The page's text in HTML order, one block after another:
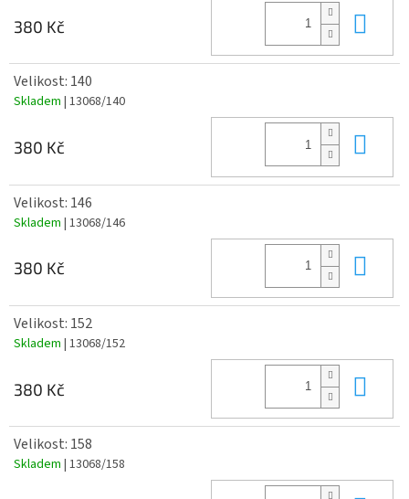
380 Kč
Velikost: 140
Skladem | 13068/140
380 Kč
Velikost: 146
Skladem | 13068/146
380 Kč
Velikost: 152
Skladem | 13068/152
380 Kč
Velikost: 158
Skladem | 13068/158